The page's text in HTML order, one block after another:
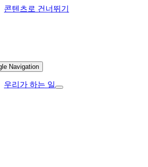
콘텐츠로 건너뛰기
Navigation
우리가 하는 일